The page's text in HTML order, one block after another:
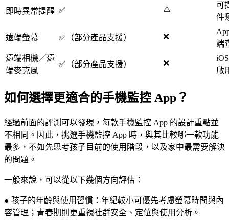
即時異常提醒 ✅ ⚠️
可
件
遠端螢幕 ✅（部分產品支援） ❌
端
遠端相機／遠
端麥克風
✅（部分產品支援） ❌
啟
如何選擇更適合的手機監控 App？
經過前面的評測可以發現，每款手機監控 App 的設計重點並
不相同。因此，挑選手機監控 App 時，與其比較哪一款功能
最多，不如先思考孩子目前的使用階段，以及家中最需要解決
的問題。
一般來說，可以從以下幾個方向評估：
● 孩子的年齡與使用習慣：年紀較小可優先考慮螢幕時間與內
容管理；青春期則更重視社群安全、定位與使用分析。